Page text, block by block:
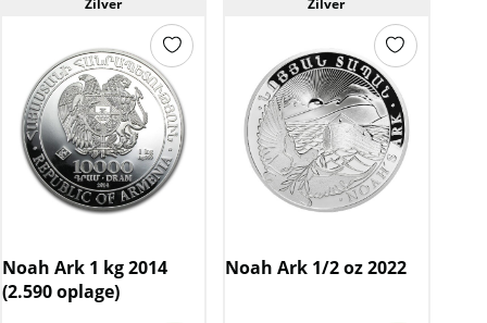
Noah Ark 1 kg 2014
(2.590 oplage)
Noah Ark 1/2 oz 2022